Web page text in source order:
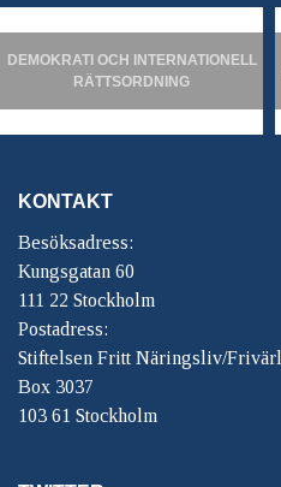
DEMOKRATI OCH INTERNATIONELL
RÄTTSORDNING
KONTAKT
Besöksadress:
Kungsgatan 60
111 22 Stockholm
Postadress:
Stiftelsen Fritt Näringsliv/
Box 3037
103 61 Stockholm